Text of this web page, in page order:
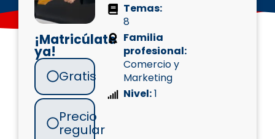
¡Matricúlate
ya!
Gratis
Precio
regular
Temas:
8
Familia
profesional:
Comercio y
Marketing
Nivel:1